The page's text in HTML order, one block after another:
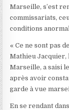
Marseille, s’est
commissariats,
conditions
« Ce ne sont pas
Mathieu Jacquier,
Marseille, a saisi
après avoir
garde à vue
En se rendant